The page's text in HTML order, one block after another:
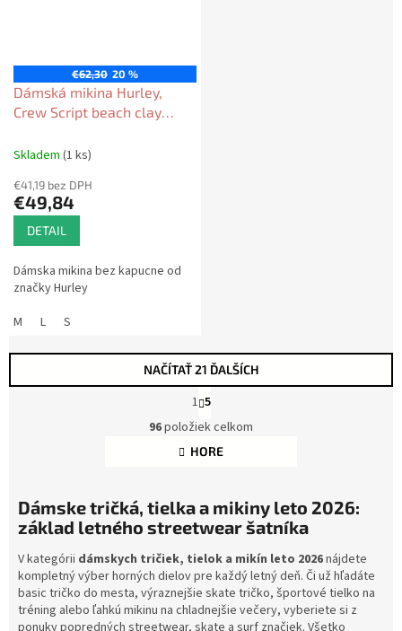
€62,30 20 %
Dámská mikina Hurley,
Crew Script beach clay
Skladem (1 ks)
€41,19 bez DPH
€49,84
DETAIL
Dámska mikina bez kapucne od
značky Hurley
M
L S
v
l
a
c
i
e
p
r
v
k
NAČÍTAŤ 21 ĎALŠÍCH
t
r
n
a
n
e
1 5
96položiek celkom
HORE
Dámske tričká, tielka a mikiny leto 2026:
základ letného streetwear šatníka
V kategórii dámskych tričiek, tielok a mikín leto 2026nájdete
kompletný výber horných dielov pre každý letný deň. Či už hľadáte
basic tričko do mesta, výraznejšie skate tričko, športové tielko na
tréning alebo ľahkú mikinu na chladnejšie večery, vyberiete si z